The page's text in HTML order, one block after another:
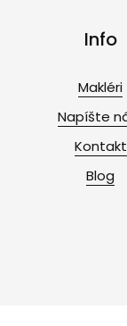
Info
Makléri
Napíšte
Kontakt
Blog